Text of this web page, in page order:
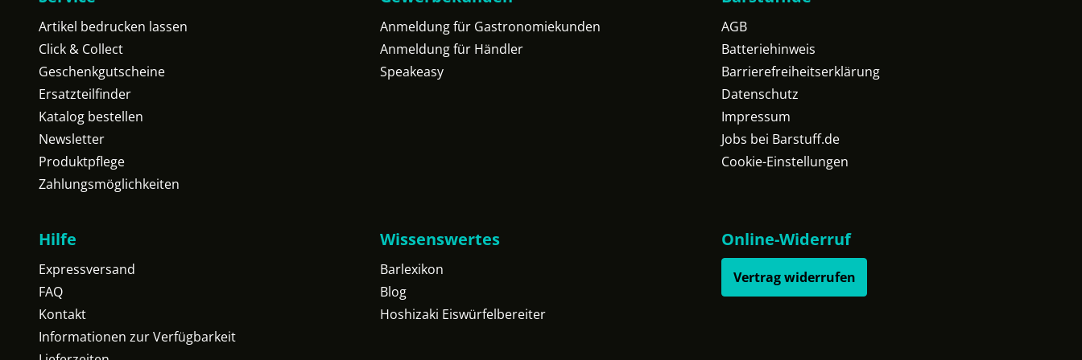
Artikel bedrucken lassen
Click & Collect
Geschenkgutscheine
Ersatzteilfinder
Katalog bestellen
Newsletter
Produktpflege
Zahlungsmöglichkeiten
Anmeldung für Gastronomiekunden
Anmeldung für Händler
Speakeasy
AGB
Batteriehinweis
Barrierefreiheitserklärung
Datenschutz
Impressum
Jobs bei Barstuff.de
Cookie-Einstellungen
Hilfe
Expressversand
FAQ
Kontakt
Informationen zur Verfügbarkeit
Wissenswertes
Barlexikon
Blog
Hoshizaki Eiswürfelbereiter
Online-Widerruf
Vertrag widerrufen